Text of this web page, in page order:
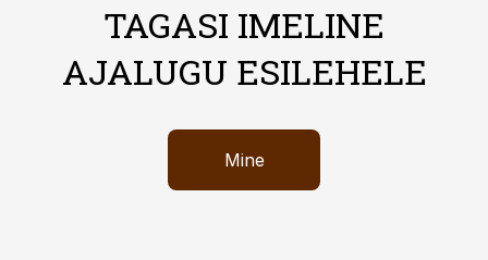
TAGASI IMELINE
AJALUGU ESILEHELE
Mine